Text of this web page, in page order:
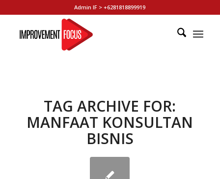
Admin IF > +6281818899919
TAG ARCHIVE FOR:
MANFAAT KONSULTAN
BISNIS